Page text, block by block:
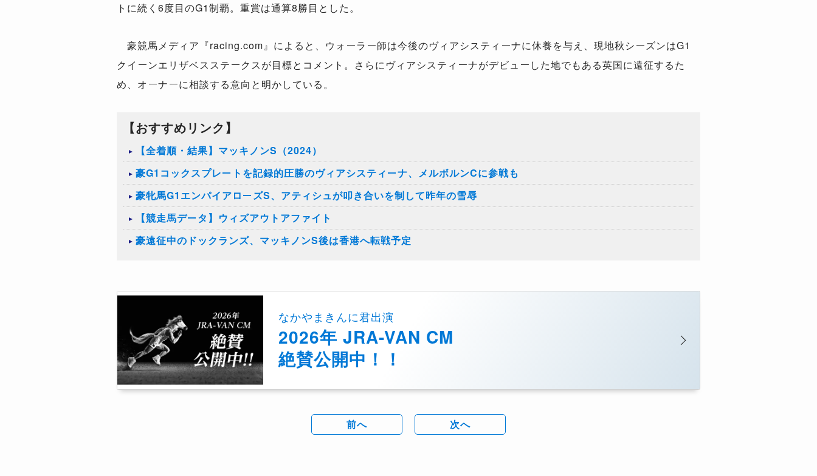
トに続く6度目のG1制覇。重賞は通算8勝目とした。
豪競馬メディア『racing.com』によると、ウォーラー師は今後のヴィアシスティーナに休養を与え、現地秋シーズンはG1
クイーンエリザベスステークスが目標とコメント。さらにヴィアシスティーナがデビューした地でもある英国に遠征するた
め、オーナーに相談する意向と明かしている。
【おすすめリンク】
【全着順・結果】マッキノンS（2024）
豪G1コックスプレートを記録的圧勝のヴィアシスティーナ、メルボルンCに参戦も
豪牝馬G1エンパイアローズS、アティシュが叩き合いを制して昨年の雪辱
【競走馬データ】ウィズアウトアファイト
豪遠征中のドックランズ、マッキノンS後は香港へ転戦予定
なかやまきんに君出演
2026年 JRA-VAN CM
絶賛公開中！！
前へ 次へ